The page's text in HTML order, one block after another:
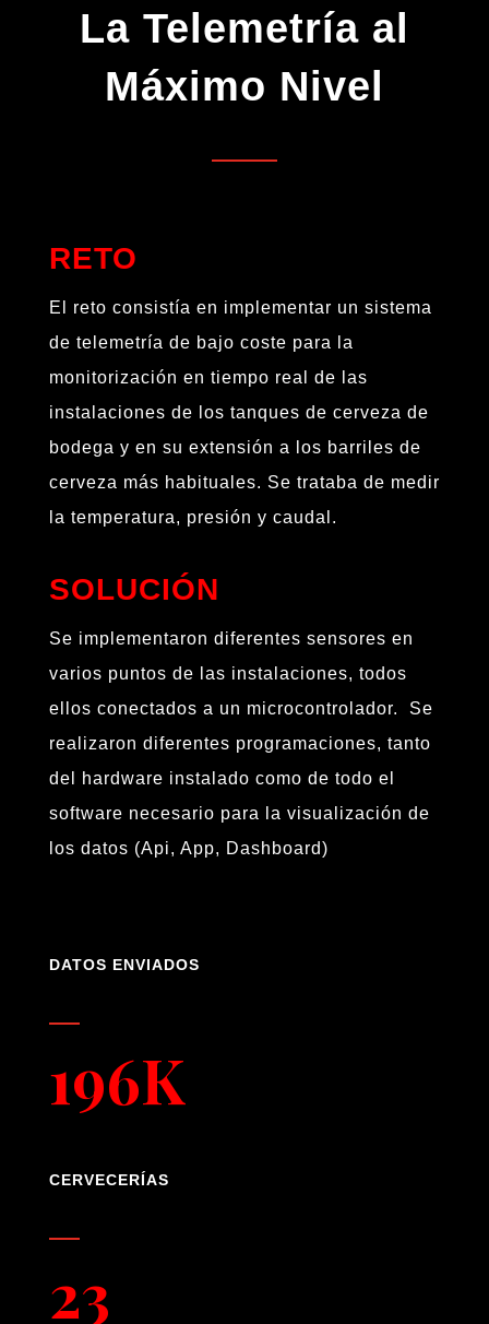
La Telemetría al
Máximo Nivel
RETO
El reto consistía en implementar un sistema
de telemetría de bajo coste para la
monitorización en tiempo real de las
instalaciones de los tanques de cerveza de
bodega y en su extensión a los barriles de
cerveza más habituales. Se trataba de medir
la temperatura, presión y caudal.
SOLUCIÓN
Se implementaron diferentes sensores en
varios puntos de las instalaciones, todos
ellos conectados a un microcontrolador. Se
realizaron diferentes programaciones, tanto
del hardware instalado como de todo el
software necesario para la visualización de
los datos (Api, App, Dashboard)
DATOS ENVIADOS
196K
CERVECERÍAS
23